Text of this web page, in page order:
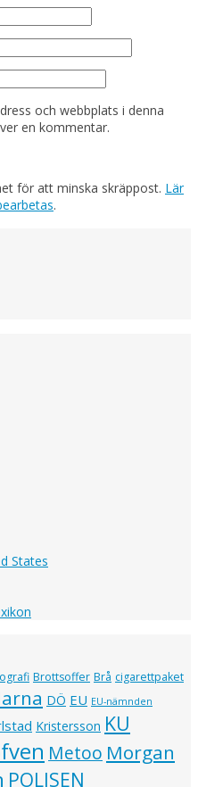
och webbplats i denna
en kommentar.
för att minska skräppost. Lär
.
States
Brottsoffer Brå cigarettpaket
DÖ EU EU-nämnden
Kristersson KU
Metoo Morgan
POLISEN